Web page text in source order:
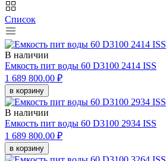
Список
В наличии
Емкость пит воды 60 D3100 2414 ISS
1 689 800.00 ₽
в корзину
В наличии
Емкость пит воды 60 D3100 2934 ISS
1 689 800.00 ₽
в корзину